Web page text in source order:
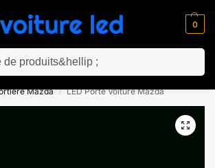
0
pour les nouveaux clients avec le code “NC10”
Mazda / LED Porte Voiture Mazda